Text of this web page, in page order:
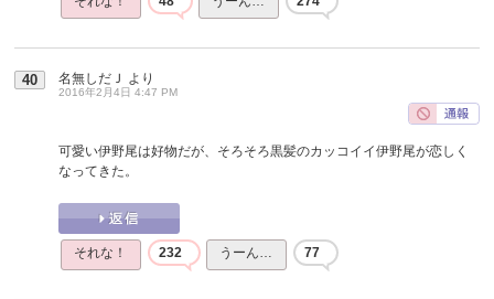
40 名無しだＪ より
2016年2月4日 4:47 PM
可愛い伊野尾は好物だが、そろそろ黒髪のカッコイイ伊野尾が恋しく
なってきた。
それな！ 232 うーん… 77